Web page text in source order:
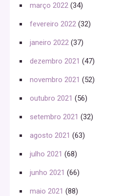
março 2022 (34)
fevereiro 2022 (32)
janeiro 2022 (37)
dezembro 2021 (47)
novembro 2021 (52)
outubro 2021 (56)
setembro 2021 (32)
agosto 2021 (63)
julho 2021 (68)
junho 2021 (66)
maio 2021 (88)